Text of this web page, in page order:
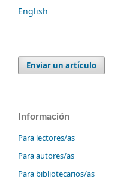
English
Enviar un artículo
Información
Para lectores/as
Para autores/as
Para bibliotecarios/as